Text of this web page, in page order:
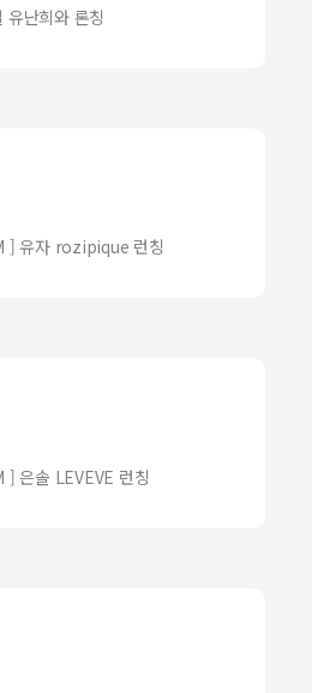
유난희와 론칭
] 유자 rozipique 런칭
은솔 LEVEVE 런칭